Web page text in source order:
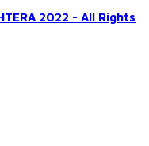
2022 - All Rights